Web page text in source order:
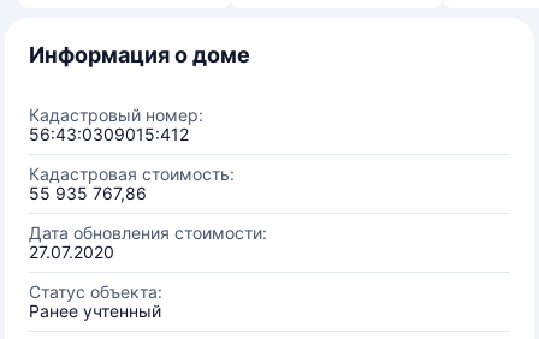
Информация о доме
Кадастровый номер:
56:43:0309015:412
Кадастровая стоимость:
55 935 767,86
Дата обновления стоимости:
27.07.2020
Статус объекта:
Ранее учтенный